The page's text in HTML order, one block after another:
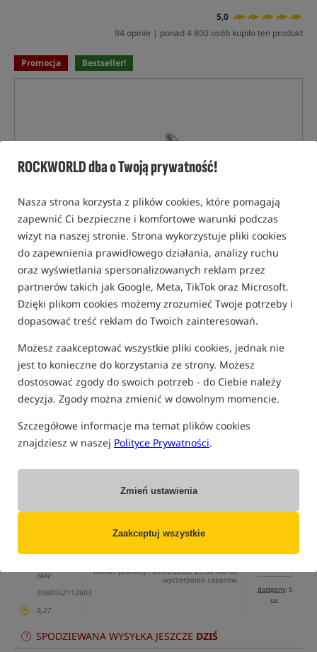
ROCKWORLD dba o Twoją prywatność!
Nasza strona korzysta z plików cookies, które pomagają
zapewnić Ci bezpieczne i komfortowe warunki podczas
wizyt na naszej stronie. Strona wykorzystuje pliki cookies
do zapewnienia prawidłowego działania, analizy ruchu
oraz wyświetlania spersonalizowanych reklam przez
partnerów takich jak Google, Meta, TikTok oraz Microsoft.
Dzięki plikom cookies możemy zrozumieć Twoje potrzeby i
dopasować treść reklam do Twoich zainteresowań.
Możesz zaakceptować wszystkie pliki cookies, jednak nie
jest to konieczne do korzystania ze strony. Możesz
dostosować zgody do swoich potrzeb - do Ciebie należy
decyzja. Zgody można zmienić w dowolnym momencie.
Szczegółowe informacje ma temat plików cookies
znajdziesz w naszej Polityce Prywatności.
Zmień ustawienia
Zaakceptuj wszystkie
5,0
94 opinie | ponad 4 800 osób kupiło ten produkt
Promocja Bestseller!
tylko produkty na"naszym magazynie"
(część opcji mogła zostać ukryta przez wybrany sposób filtrowania)
Opcja Cena PLN
rozmiar 1 28.99
produktu
EAN:
5060062112603
0,27
Koniec promocji: 09-08-2026, 23:59 lub do
wyczerpania zapasów
dostępny: 5
szt.
SPODZIEWANA WYSYŁKA JESZCZE DZIŚ